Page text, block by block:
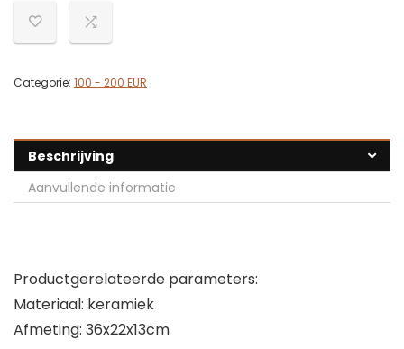
Categorie: 100 - 200 EUR
Beschrijving
Aanvullende informatie
Productgerelateerde parameters:
Materiaal: keramiek
Afmeting: 36x22x13cm